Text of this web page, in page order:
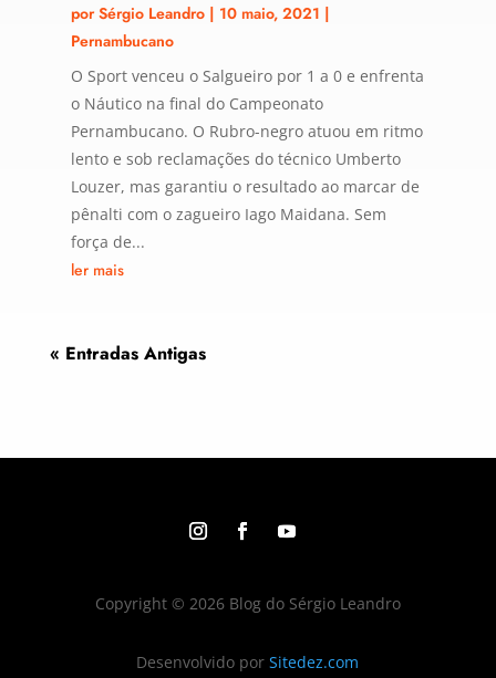
porSérgio Leandro| 10 maio, 2021 |
Pernambucano
O Sport venceu o Salgueiro por 1 a 0 e enfrenta
o Náutico na final do Campeonato
Pernambucano. O Rubro-negro atuou em ritmo
lento e sob reclamações do técnico Umberto
Louzer, mas garantiu o resultado ao marcar de
pênalti com o zagueiro Iago Maidana. Sem
força de...
ler mais
« Entradas Antigas
Copyright © 2026 Blog do Sérgio Leandro
Desenvolvido porSitedez.com